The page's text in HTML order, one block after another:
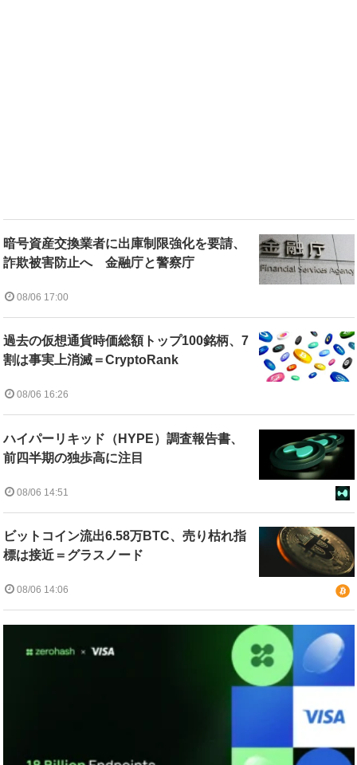
暗号資産交換業者に出庫制限強化を要請、
詐欺被害防止へ 金融庁と警察庁
08/06 17:00
過去の仮想通貨時価総額トップ100銘柄、7
割は事実上消滅＝CryptoRank
08/06 16:26
ハイパーリキッド（HYPE）調査報告書、
前四半期の独歩高に注目
08/06 14:51
ビットコイン流出6.58万BTC、売り枯れ指
標は接近＝グラスノード
08/06 14:06